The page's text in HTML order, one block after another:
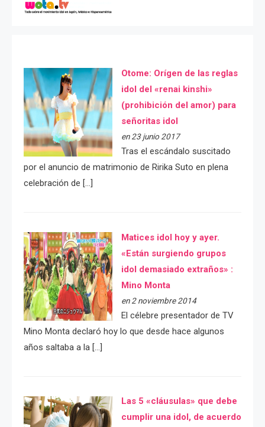
Otome: Orígen de las reglas
idol del «renai kinshi»
(prohibición del amor) para
señoritas idol
en 23 junio 2017
Tras el escándalo suscitado
por el anuncio de matrimonio de Ririka Suto en plena
celebración de […]
Matices idol hoy y ayer.
«Están surgiendo grupos
idol demasiado extraños» :
Mino Monta
en 2 noviembre 2014
El célebre presentador de TV
Mino Monta declaró hoy lo que desde hace algunos
años saltaba a la […]
Las 5 «cláusulas» que debe
cumplir una idol, de acuerdo